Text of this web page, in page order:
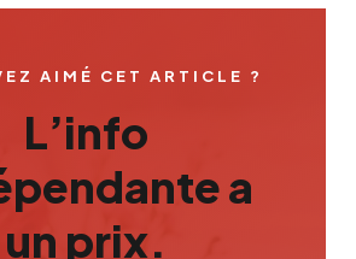
AIMÉ CET ARTICLE ?
L’info
a
un prix.